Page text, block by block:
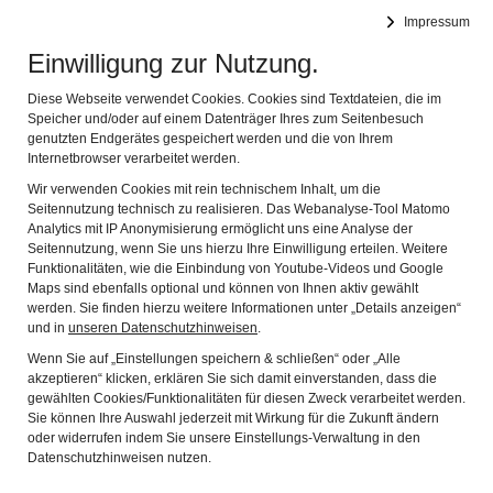
Impressum
Einwilligung zur Nutzung.
Diese Webseite verwendet Cookies. Cookies sind Textdateien, die im
Speicher und/oder auf einem Datenträger Ihres zum Seitenbesuch
genutzten Endgerätes gespeichert werden und die von Ihrem
Internetbrowser verarbeitet werden.
Wir verwenden Cookies mit rein technischem Inhalt, um die
Seitennutzung technisch zu realisieren. Das Webanalyse-Tool Matomo
Analytics mit IP Anonymisierung ermöglicht uns eine Analyse der
Seitennutzung, wenn Sie uns hierzu Ihre Einwilligung erteilen. Weitere
Funktionalitäten, wie die Einbindung von Youtube-Videos und Google
Maps sind ebenfalls optional und können von Ihnen aktiv gewählt
werden. Sie finden hierzu weitere Informationen unter „Details anzeigen“
und in unseren Datenschutzhinweisen.
Wenn Sie auf „Einstellungen speichern & schließen“ oder „Alle
akzeptieren“ klicken, erklären Sie sich damit einverstanden, dass die
gewählten Cookies/Funktionalitäten für diesen Zweck verarbeitet werden.
Sie können Ihre Auswahl jederzeit mit Wirkung für die Zukunft ändern
oder widerrufen indem Sie unsere Einstellungs-Verwaltung in den
Datenschutzhinweisen nutzen.
Spessartmuseum
Kontakt
Die mit einem * gekennzeichten Felder sind Pflichtfelder
und müssen ausgefüllt werden.
Vorname
Name
PLZ